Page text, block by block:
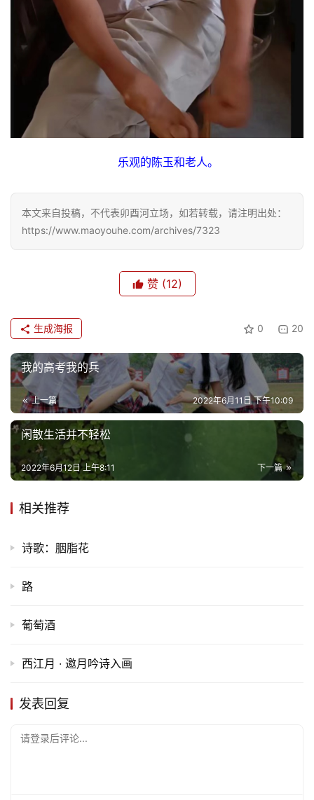
乐观的陈玉和老人。
本文来自投稿，不代表卯酉河立场，如若转载，请注明出处：
https://www.maoyouhe.com/archives/7323
赞 (12)
0 20
生成海报
我的高考我的兵
上一篇 2022年6月11日 下午10:09
闲散生活并不轻松
下一篇
2022年6月12日 上午8:11
相关推荐
诗歌：胭脂花
路
葡萄酒
西江月 · 邀月吟诗入画
发表回复
请登录后评论...